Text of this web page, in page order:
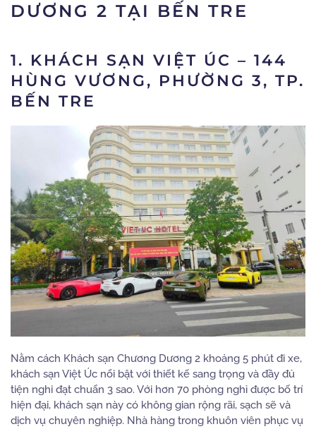
DƯƠNG 2 TẠI BẾN TRE
1. KHÁCH SẠN VIỆT ÚC – 144
HÙNG VƯƠNG, PHƯỜNG 3, TP.
BẾN TRE
Nằm cách Khách sạn Chương Dương 2 khoảng 5 phút đi xe,
khách sạn Việt Úc nổi bật với thiết kế sang trọng và đầy đủ
tiện nghi đạt chuẩn 3 sao. Với hơn 70 phòng nghỉ được bố trí
hiện đại, khách sạn này có không gian rộng rãi, sạch sẽ và
dịch vụ chuyên nghiệp. Nhà hàng trong khuôn viên phục vụ